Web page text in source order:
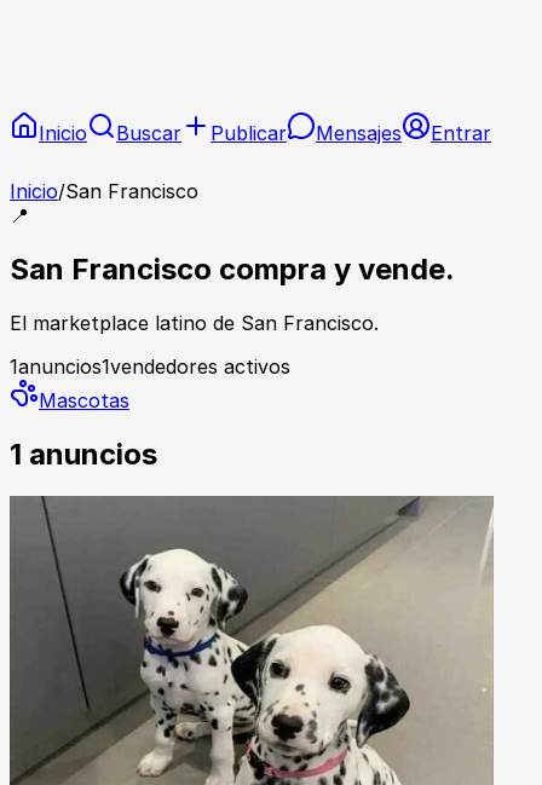
Inicio Buscar Publicar Mensajes Entrar
Inicio/San Francisco
📍
San Francisco compra y vende.
El marketplace latino de San Francisco.
1anuncios1vendedores activos
Mascotas
1 anuncios